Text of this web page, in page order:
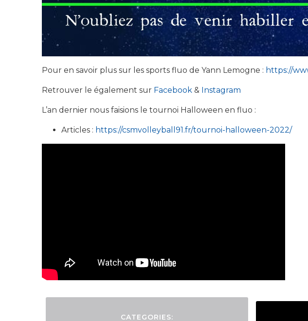
Pour en savoir plus sur les sports fluo de Yann Lemogne : https://
Retrouver le également sur Facebook & Instagram
L’an dernier nous faisions le tournoi Halloween en fluo :
Articles : https://csmvolleyball91.fr/tournoi-halloween-2022/
CATEGORIES: